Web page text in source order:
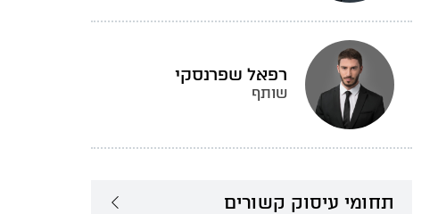
רפאל שפרנסקי
שותף
תחומי עיסוק קשורים